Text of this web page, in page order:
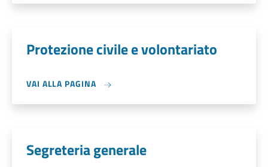
Protezione civile e volontariato
VAI ALLA PAGINA
Segreteria generale